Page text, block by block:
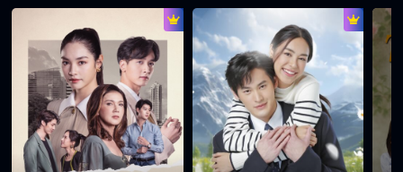
คือคนสำคัญ
เธอเป็นเด็กผู้หญิงคนเดียวที่ทำให้พี่รู้สึกต่ำต้อย
ไม่อยากพูดถึงมันอีก